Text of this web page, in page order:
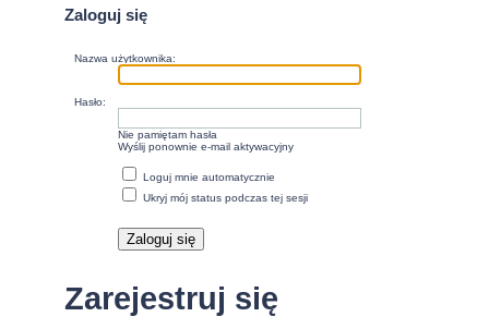
Zaloguj się
Nazwa użytkownika:
Hasło:
Nie pamiętam hasła
Wyślij ponownie e-mail aktywacyjny
Loguj mnie automatycznie
Ukryj mój status podczas tej sesji
Zarejestruj się